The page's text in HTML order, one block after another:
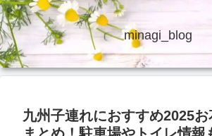
minagi_blog
九州子連れにおすすめ2025お